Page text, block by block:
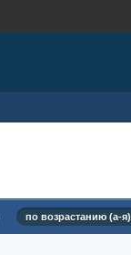
по возрастанию (а-я)